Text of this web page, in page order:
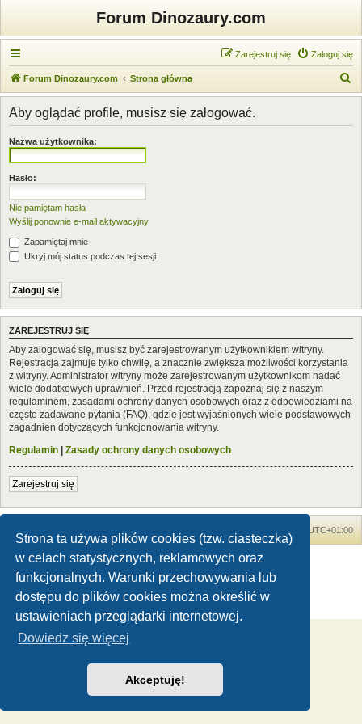
Strona ta używa plików cookies (tzw. ciasteczka)
w celach statystycznych, reklamowych oraz
funkcjonalnych. Warunki przechowywania lub
dostępu do plików cookies można określić w
ustawieniach przeglądarki internetowej.
Dowiedz się więcej
Akceptuję!
Forum Dinozaury.com
Zaloguj się
Zarejestruj się
Forum Dinozaury.com Strona główna
z
Aby oglądać profile, musisz się zalogować.
Nazwa użytkownika:
Hasło:
Nie pamiętam hasła
Wyślij ponownie e-mail aktywacyjny
Zapamiętaj mnie
Ukryj mój status podczas tej sesji
ZAREJESTRUJ SIĘ
Aby zalogować się, musisz być zarejestrowanym użytkownikiem witryny.
Rejestracja zajmuje tylko chwilę, a znacznie zwiększa możliwości korzystania
z witryny. Administrator witryny może zarejestrowanym użytkownikom nadać
wiele dodatkowych uprawnień. Przed rejestracją zapoznaj się z naszym
regulaminem, zasadami ochrony danych osobowych oraz z odpowiedziami na
często zadawane pytania (FAQ), gdzie jest wyjaśnionych wiele podstawowych
zagadnień dotyczących funkcjonowania witryny.
Regulamin | Zasady ochrony danych osobowych
Zarejestruj się
UTC+01:00
Dinozaury.com© 2006-2020
Technologię dostarczaphpBB® Forum Software © phpBB Limited
Zasady ochrony danych osobowych|Regulamin